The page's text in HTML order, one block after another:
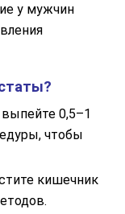
у мужчин
0,5–1
чтобы
кишечник